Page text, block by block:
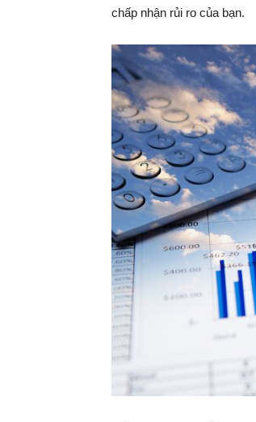
chấp nhận rủi ro của bạn.